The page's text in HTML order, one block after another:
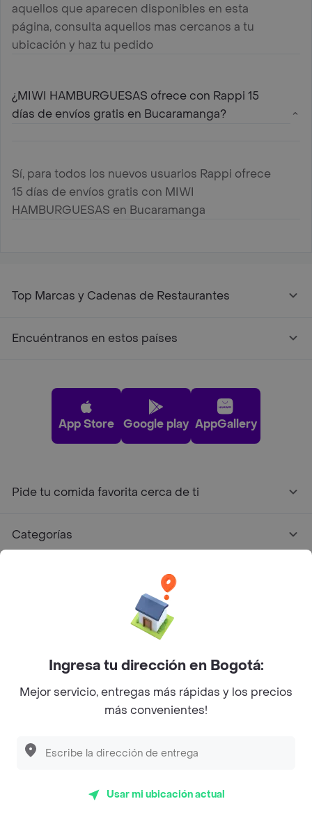
Descubre las PROMOCIONES que tenemos
aquellos que aparecen disponibles en esta
página, consulta aquellos mas cercanos a tu
ubicación y haz tu pedido
¿MIWI HAMBURGUESAS ofrece con Rappi 15
días de envíos gratis en Bucaramanga?
Sí, para todos los nuevos usuarios Rappi ofrece
15 días de envíos gratis con MIWI
HAMBURGUESAS en Bucaramanga
Top Marcas y Cadenas de Restaurantes
Encuéntranos en estos países
App Store Google play AppGallery
Pide tu comida favorita cerca de ti
Categorías
Facebook
Twitter
Instagram
©2026Rappi Inc. All rights reserved.
Ingresa tu dirección en Bogotá:
Mejor servicio, entregas más rápidas y los precios
más convenientes!
Usar mi ubicación actual